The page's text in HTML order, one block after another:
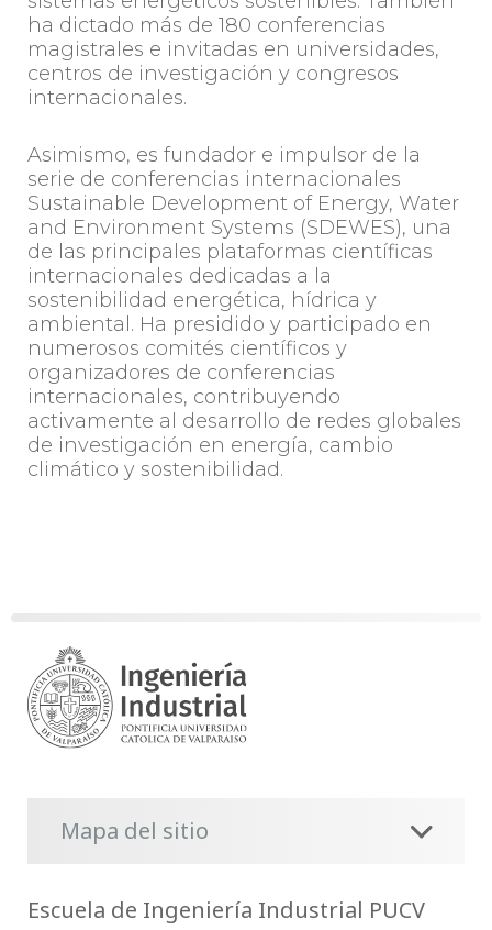
ha dictado más de 180 conferencias
magistrales e invitadas en universidades,
centros de investigación y congresos
internacionales.
Asimismo, es fundador e impulsor de la
serie de conferencias internacionales
Sustainable Development of Energy, Water
and Environment Systems (SDEWES), una
de las principales plataformas científicas
internacionales dedicadas a la
sostenibilidad energética, hídrica y
ambiental. Ha presidido y participado en
numerosos comités científicos y
organizadores de conferencias
internacionales, contribuyendo
activamente al desarrollo de redes globales
de investigación en energía, cambio
climático y sostenibilidad.
Mapa del sitio
Escuela de Ingeniería Industrial PUCV